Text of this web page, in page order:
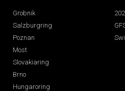
Grobnik
Salzburgring
Poznan
Most
Slovakiaring
Brno
Hungaroring